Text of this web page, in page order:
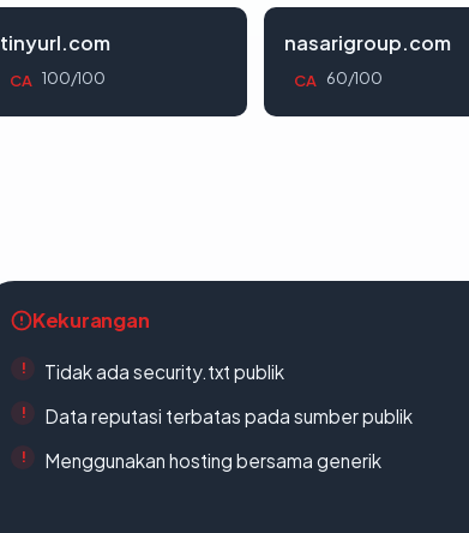
tinyurl.com
CA 100/100
nasarigroup.com
CA 60/100
Kekurangan
Tidak ada security.txt publik
Data reputasi terbatas pada sumber publik
Menggunakan hosting bersama generik